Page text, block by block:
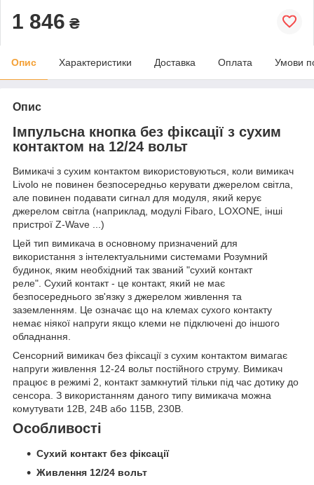
1 846 ₴
Опис Характеристики Доставка Оплата Умови
Опис
Імпульсна кнопка без фіксації з сухим
контактом на 12/24 вольт
Вимикачі з сухим контактом використовуються, коли вимикач
Livolo не повинен безпосередньо керувати джерелом світла,
але повинен подавати сигнал для модуля, який керує
джерелом світла (наприклад, модулі Fibaro, LOXONE, інші
пристрої Z-Wave ...)
Цей тип вимикача в основному призначений для
використання з інтелектуальними системами Розумний
будинок, яким необхідний так званий "сухий контакт
реле". Сухий контакт - це контакт, який не має
безпосереднього зв'язку з джерелом живлення та
заземленням. Це означає що на клемах сухого контакту
немає ніякої напруги якщо клеми не підключені до іншого
обладнання.
Сенсорний вимикач без фіксації з сухим контактом вимагає
напруги живлення 12-24 вольт постійного струму. Вимикач
працює в режимі 2, контакт замкнутий тільки під час дотику до
сенсора. З використанням даного типу вимикача можна
комутувати 12В, 24В або 115В, 230В.
Особливості
Сухий контакт без фіксації
Живлення 12/24 вольт